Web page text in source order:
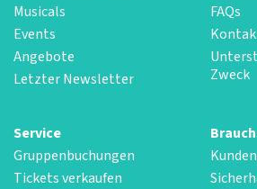
Musicals
Events
Angebote
Letzter Newsletter
FAQs
Zweck
Service
Gruppenbuchungen
Tickets verkaufen